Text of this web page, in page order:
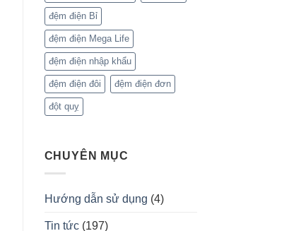
đệm điện Bỉ
đệm điện Mega Life
đệm điện nhập khẩu
đệm điện đôi đệm điện đơn
đột quỵ
CHUYÊN MỤC
Hướng dẫn sử dụng (4)
Tin tức(197)